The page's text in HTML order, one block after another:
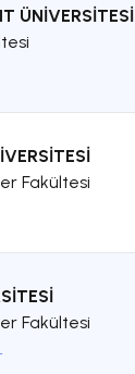
ÜNİVERSİTESİ
Fakültesi
Fakültesi